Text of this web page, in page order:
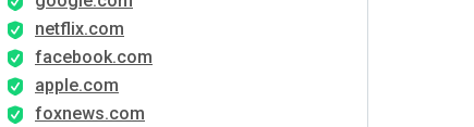
netflix.com
facebook.com
apple.com
foxnews.com